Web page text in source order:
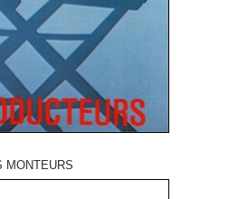
MONTEURS